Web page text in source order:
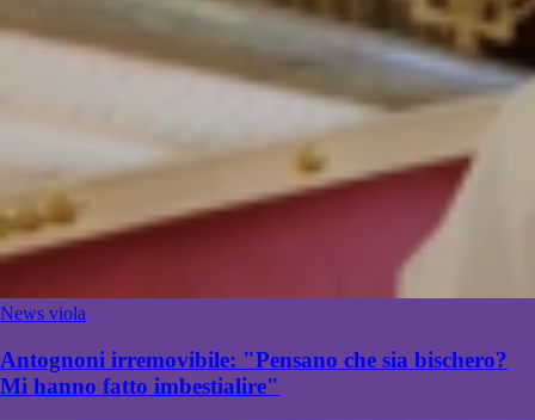
News viola
Antognoni irremovibile: "Pensano che sia bischero?
Mi hanno fatto imbestialire"